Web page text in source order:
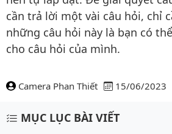
cần trả lời một vài câu hỏi, chỉ
những câu hỏi này là bạn có
cho câu hỏi của mình.
Camera Phan Thiết 15/06/2023
Nội dung bài viết
MỤC LỤC BÀI VIẾT